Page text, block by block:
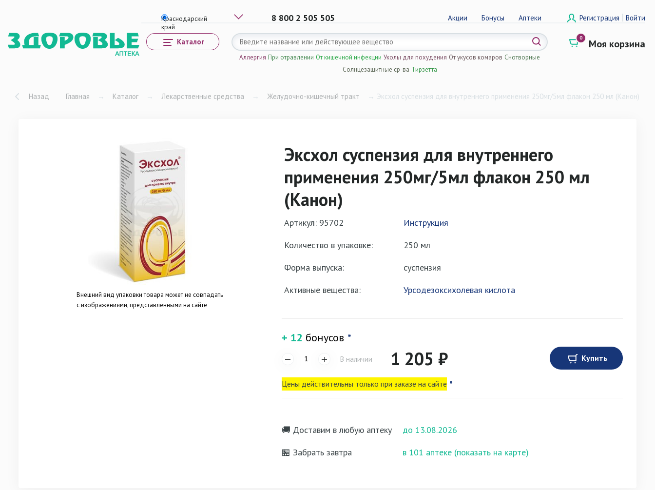
8 800 2 505 505 Акции Бонусы Аптеки Регистрация | Войти
0 Моя корзина
Каталог
Аллергия При отравлении От кишечной инфекции Уколы для похудения От укусов комаров Снотворные
Солнцезащитные ср-ва Тирзетта
Назад Главная → Каталог → Лекарственные средства → Желудочно-кишечный тракт → Эксхол суспензия для внутреннего применения 250мг/5мл флакон 250 мл (Канон)
Внешний вид упаковки товара может не совпадать
с изображениями, представленными на сайте
Эксхол суспензия для внутреннего
применения 250мг/5мл флакон 250 мл
(Канон)
Артикул: 95702
Инструкция
Количество в упаковке:
250 мл
Форма выпуска:
суспензия
Активные вещества:
Урсодезоксихолевая кислота
+ 12 бонусов *
В наличии 1 205 ₽ Купить
Цены действительны только при заказе на сайте *
🚚 Доставим в любую аптеку
до 13.08.2026
🏪 Забрать завтра
в 101 аптеке (показать на карте)